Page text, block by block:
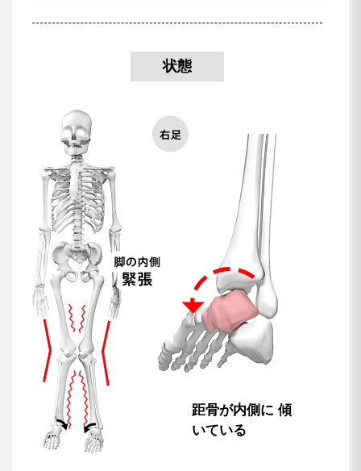
状態
距骨が内側に 傾
いている